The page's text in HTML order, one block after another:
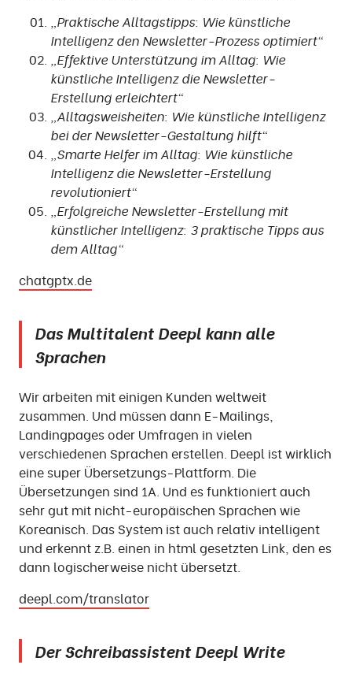
„Praktische Alltagstipps: Wie künstliche
Intelligenz den Newsletter-Prozess optimiert“
„Effektive Unterstützung im Alltag: Wie
künstliche Intelligenz die Newsletter-
Erstellung erleichtert“
„Alltagsweisheiten: Wie künstliche Intelligenz
bei der Newsletter-Gestaltung hilft“
„Smarte Helfer im Alltag: Wie künstliche
Intelligenz die Newsletter-Erstellung
revolutioniert“
„Erfolgreiche Newsletter-Erstellung mit
künstlicher Intelligenz: 3 praktische Tipps aus
dem Alltag“
chatgptx.de
Das Multitalent Deepl kann alle
Sprachen
Wir arbeiten mit einigen Kunden weltweit
zusammen. Und müssen dann E-Mailings,
Landingpages oder Umfragen in vielen
verschiedenen Sprachen erstellen. Deepl ist wirklich
eine super Übersetzungs-Plattform. Die
Übersetzungen sind 1A. Und es funktioniert auch
sehr gut mit nicht-europäischen Sprachen wie
Koreanisch. Das System ist auch relativ intelligent
und erkennt z.B. einen in html gesetzten Link, den es
dann logischerweise nicht übersetzt.
deepl.com/translator
Der Schreibassistent Deepl Write